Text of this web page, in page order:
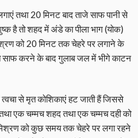
तथा 20 मिनट बाद ताजे साफ पानी से
है तो शहद में अंडे का पीला भाग (योक)
को 20 मिनट तक चेहरे पर लगाने के
साफ करने के बाद गुलाब जल में भीगे काटन
से मृत कोशिकाएं हट जाती हैं जिससे
एक चम्मच शहद तथा एक चम्मच दही को
को कुछ समय तक चेहरे पर लगा रहने